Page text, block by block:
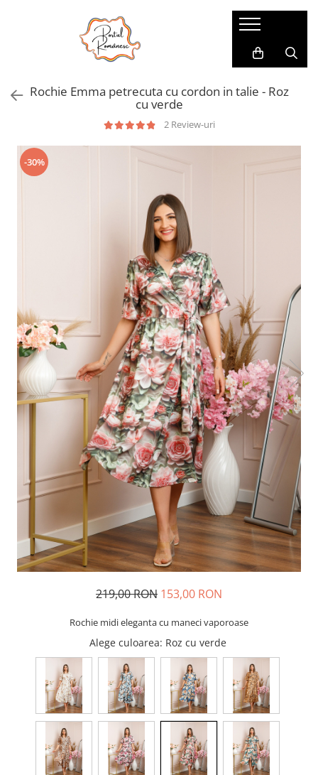
Pijamale Dama Marimi Mari
Pijamale Baieti
Pijamale Fetite
Imbracaminte copii
Imbracaminte Baieti
Rochie Emma petrecuta cu cordon in talie - Roz
cu verde
2 Review-uri
-30%
219,00 RON 153,00 RON
Rochie midi eleganta cu maneci vaporoase
Alege culoarea: Roz cu verde